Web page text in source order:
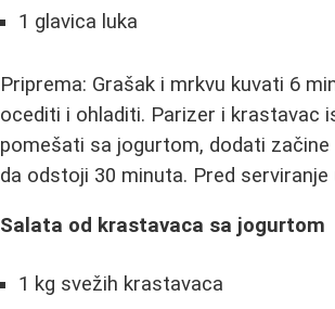
1 glavica luka
Priprema: Grašak i mrkvu kuvati 6
ocediti i ohladiti. Parizer i krastavac
pomešati sa jogurtom, dodati
da odstoji 30 minuta. Pred
Salata od krastavaca sa jogurtom
1 kg svežih krastavaca